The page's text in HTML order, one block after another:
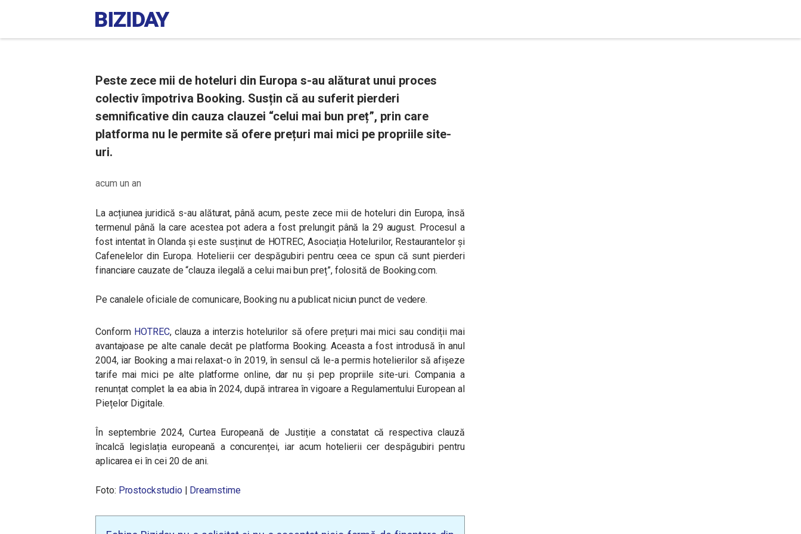
Peste zece mii de hoteluri din Europa s-au alăturat unui proces
colectiv împotriva Booking. Susțin că au suferit pierderi
semnificative din cauza clauzei “celui mai bun preț”, prin care
platforma nu le permite să ofere prețuri mai mici pe propriile site-
uri.
acum un an
La acțiunea juridică s-au alăturat, până acum, peste zece mii de hoteluri din Europa, însă
termenul până la care acestea pot adera a fost prelungit până la 29 august. Procesul a
fost intentat în Olanda și este susținut de HOTREC, Asociația Hotelurilor, Restaurantelor și
Cafenelelor din Europa. Hotelierii cer despăgubiri pentru ceea ce spun că sunt pierderi
financiare cauzate de “clauza ilegală a celui mai bun preț”, folosită de Booking.com.
Pe canalele oficiale de comunicare, Booking nu a publicat niciun punct de vedere.
Conform HOTREC, clauza a interzis hotelurilor să ofere prețuri mai mici sau condiții mai
avantajoase pe alte canale decât pe platforma Booking. Aceasta a fost introdusă în anul
2004, iar Booking a mai relaxat-o în 2019, în sensul că le-a permis hotelierilor să afișeze
tarife mai mici pe alte platforme online, dar nu și pep propriile site-uri. Compania a
renunțat complet la ea abia în 2024, după intrarea în vigoare a Regulamentului European al
Piețelor Digitale.
În septembrie 2024, Curtea Europeană de Justiție a constatat că respectiva clauză
încalcă legislația europeană a concurenței, iar acum hotelierii cer despăgubiri pentru
aplicarea ei în cei 20 de ani.
Foto: Prostockstudio| Dreamstime